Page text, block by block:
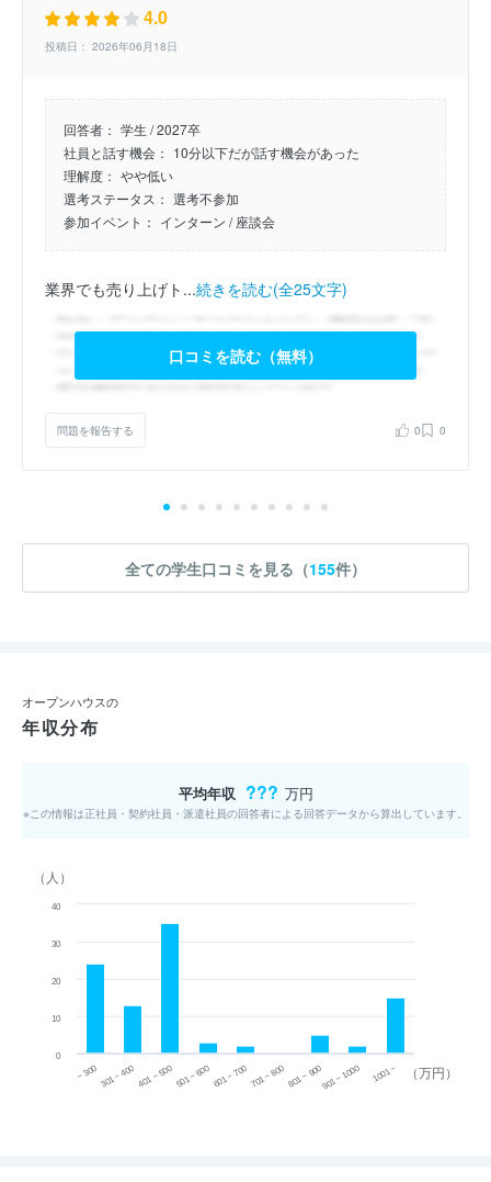
4.0
投稿日： 2026年06月18日
回答者： 学生 / 2027卒
社員と話す機会： 10分以下だが話す機会があった
理解度： やや低い
選考ステータス： 選考不参加
参加イベント： インターン / 座談会
業界でも売り上げト...続きを読む(全25文字)
口コミを読む（無料）
問題を報告する 0 0
全ての学生口コミを見る（155件）
オープンハウスの
年収分布
平均年収 ??? 万円
※この情報は正社員・契約社員・派遣社員の回答者による回答データから算出しています。
（万円）
（人）
~ 300 301 ~ 400 401 ~ 500501 ~ 600601 ~ 700701 ~ 800801 ~ 900901 ~ 1000 1001 ~
0
10
20
30
40